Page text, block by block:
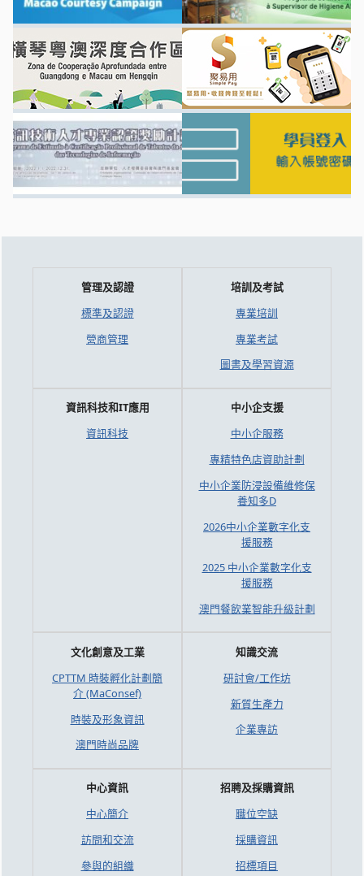
管理及認證
標準及認證
營商管理
培訓及考試
專業培訓
專業考試
圖書及學習資源
資訊科技和IT應用
資訊科技
中小企支援
中小企服務
專精特色店資助計劃
中小企業防浸設備維修保
養知多D
2026中小企業數字化支
援服務
2025 中小企業數字化支
援服務
澳門餐飲業智能升級計劃
文化創意及工業
CPTTM 時裝孵化計劃簡
介 (MaConsef)
時裝及形象資訊
澳門時尚品牌
知識交流
研討會/工作坊
新質生產力
企業專訪
中心資訊
中心簡介
訪問和交流
參與的組織
招聘及採購資訊
職位空缺
採購資訊
招標項目